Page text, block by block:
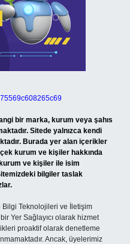
bir marka, kurum veya şahıs
Sitede yalnızca kendi
Burada yer alan içerikler
kurum ve kişiler hakkında
ve kişiler ile isim
bilgiler taslak
Bilgi Teknolojileri ve İletişim
Yer Sağlayıcı olarak hizmet
proaktif olarak denetleme
Ancak, üyelerimiz